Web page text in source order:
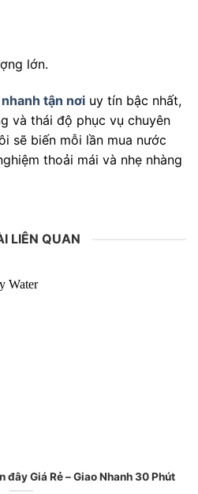
lớn.
tận nơi uy tín bậc nhất,
và thái độ phục vụ chuyên
sẽ biến mỗi lần mua nước
thoải mái và nhẹ nhàng
LIÊN QUAN
Giá Rẻ – Giao Nhanh 30 Phút